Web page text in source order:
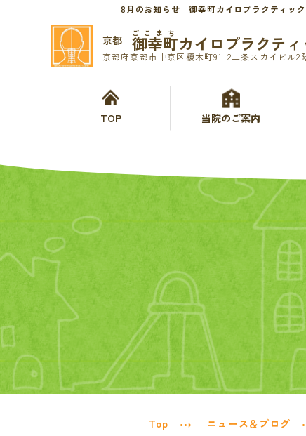
8月のお知らせ｜御幸町カイロプラクティック
京都
ごこまち
御幸町カイロプラクティ
京都府京都市中京区榎木町91-2二条スカイビル2
TOP 当院のご案内
Top ニュース＆ブログ